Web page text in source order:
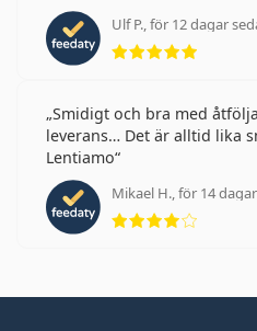
Ulf P., för 12 dagar
Betyg
Smidigt och bra med
leverans… Det är alltid lika
Lentiamo
Mikael H., för 14
Betyg